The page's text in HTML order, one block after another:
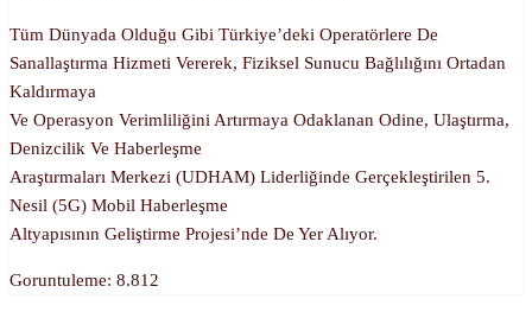
Tüm Dünyada Olduğu Gibi Türkiye’deki Operatörlere De
Sanallaştırma Hizmeti Vererek, Fiziksel Sunucu Bağlılığını Ortadan
Kaldırmaya
Ve Operasyon Verimliliğini Artırmaya Odaklanan Odine, Ulaştırma,
Denizcilik Ve Haberleşme
Araştırmaları Merkezi (UDHAM) Liderliğinde Gerçekleştirilen 5.
Nesil (5G) Mobil Haberleşme
Altyapısının Geliştirme Projesi’nde De Yer Alıyor.
Goruntuleme: 8.812